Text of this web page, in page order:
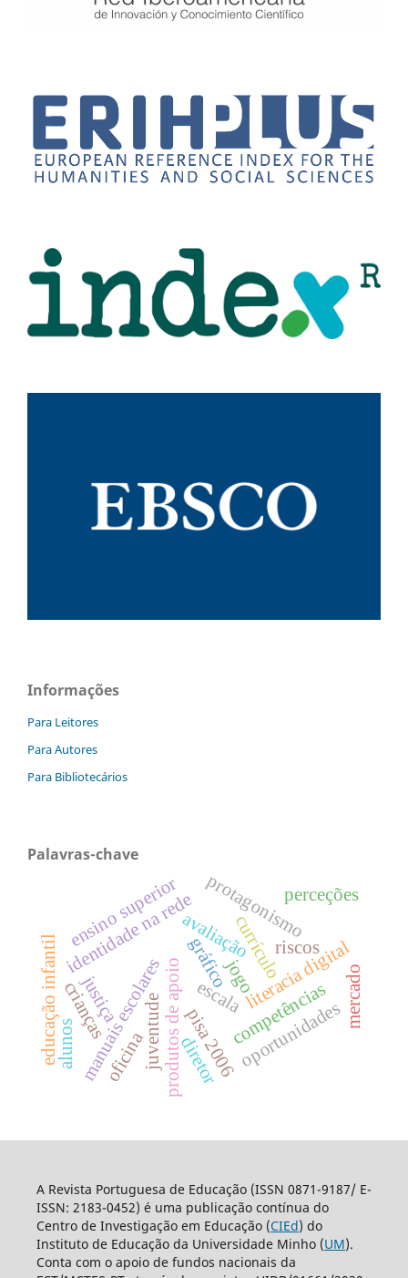
Informações
Para Leitores
Para Autores
Para Bibliotecários
Palavras-chave
produtos de apoio
avaliaçãocurrículo
manuais escolares competências
pisa 2006
literacia digital
identidade na rede
juventude
crianças
riscos
oportunidades
jogo
educação infantil
protagonismo
escala
gráfico
oficina
ensino superior
mercado
justiça
perceções
alunos diretor
A Revista Portuguesa de Educação (ISSN 0871-9187/ E-
ISSN: 2183-0452) é uma publicação contínua do
Centro de Investigação em Educação (CIEd) do
Instituto de Educação da Universidade Minho (UM).
Conta com o apoio de fundos nacionais da